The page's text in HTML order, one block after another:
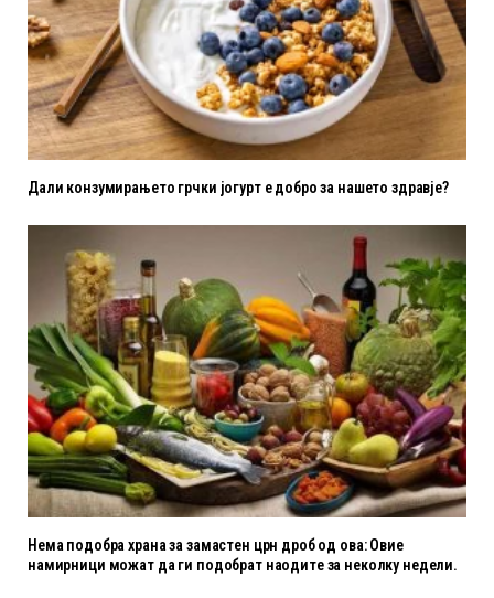
Дали конзумирањето грчки јогурт е добро за нашето здравје?
Нема подобра храна за замастен црн дроб од ова: Овие
намирници можат да ги подобрат наодите за неколку недели.